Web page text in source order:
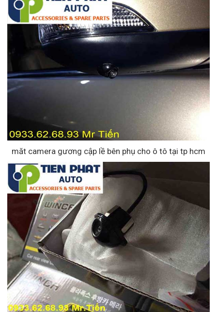
măt camera gương cập lề bên phụ cho ô tô tại tp hcm